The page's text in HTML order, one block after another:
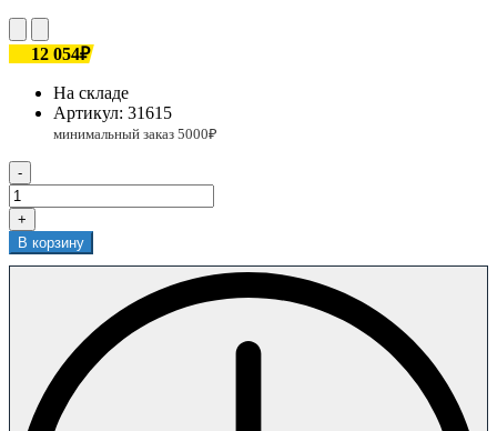
12 054₽
На складе
Артикул: 31615
-
+
В корзину